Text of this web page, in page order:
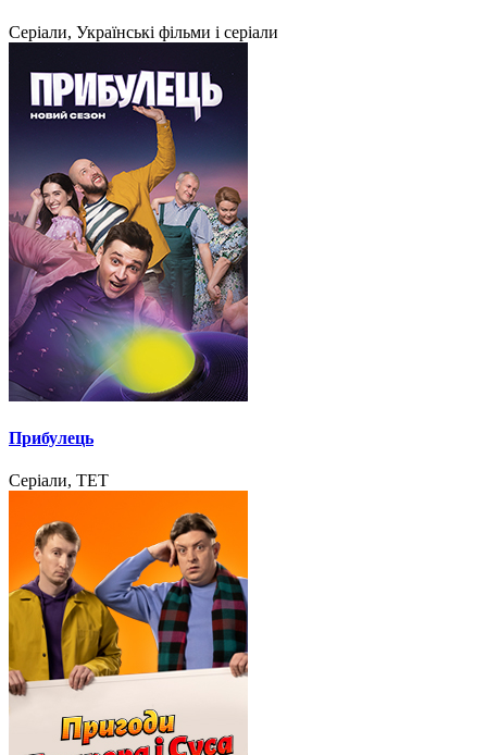
Серіали, Українські фільми і серіали
Прибулець
Серіали, ТЕТ